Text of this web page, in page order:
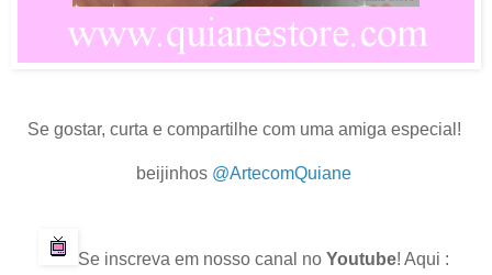
Se gostar, curta e compartilhe com uma amiga especial!
beijinhos @ArtecomQuiane
Se inscreva em nosso canal no Youtube! Aqui :